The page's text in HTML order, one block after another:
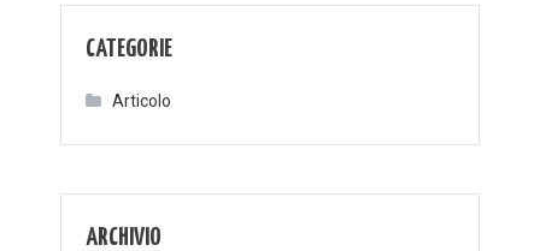
CATEGORIE
Articolo
ARCHIVIO